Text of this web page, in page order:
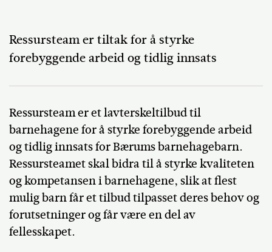
Ressursteam er tiltak for å styrke
forebyggende arbeid og tidlig innsats
Ressursteam er et lavterskeltilbud til
barnehagene for å styrke forebyggende arbeid
og tidlig innsats for Bærums barnehagebarn.
Ressursteamet skal bidra til å styrke kvaliteten
og kompetansen i barnehagene, slik at flest
mulig barn får et tilbud tilpasset deres behov og
forutsetninger og får være en del av
fellesskapet.